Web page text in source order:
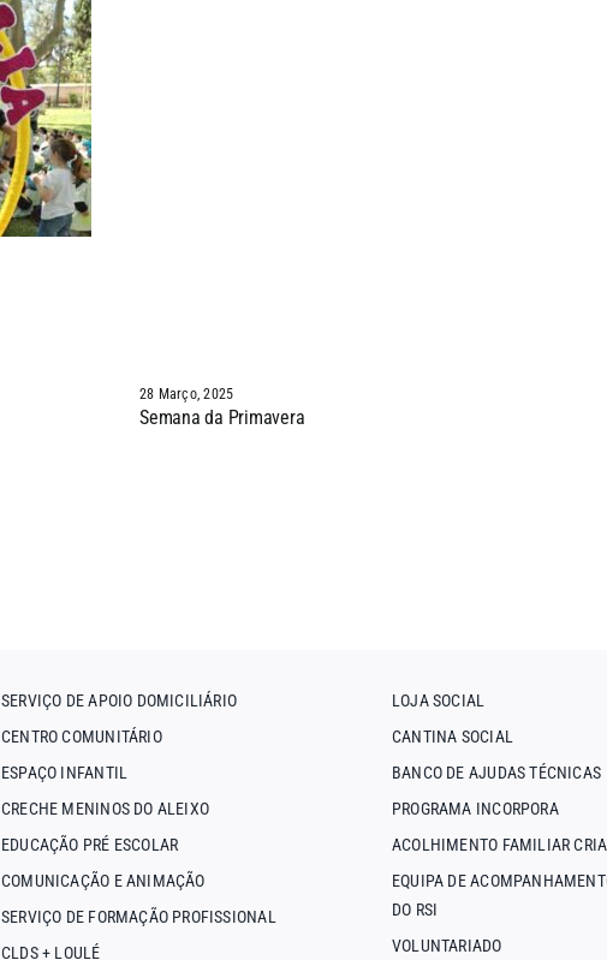
28 Março, 2025
Semana da Primavera
SERVIÇO DE APOIO DOMICILIÁRIO
CENTRO COMUNITÁRIO
ESPAÇO INFANTIL
CRECHE MENINOS DO ALEIXO
EDUCAÇÃO PRÉ ESCOLAR
COMUNICAÇÃO E ANIMAÇÃO
SERVIÇO DE FORMAÇÃO PROFISSIONAL
CLDS + LOULÉ
LOJA SOCIAL
CANTINA SOCIAL
BANCO DE AJUDAS TÉCNICAS
PROGRAMA INCORPORA
ACOLHIMENTO FAMILIAR
EQUIPA DE
DO RSI
VOLUNTARIADO